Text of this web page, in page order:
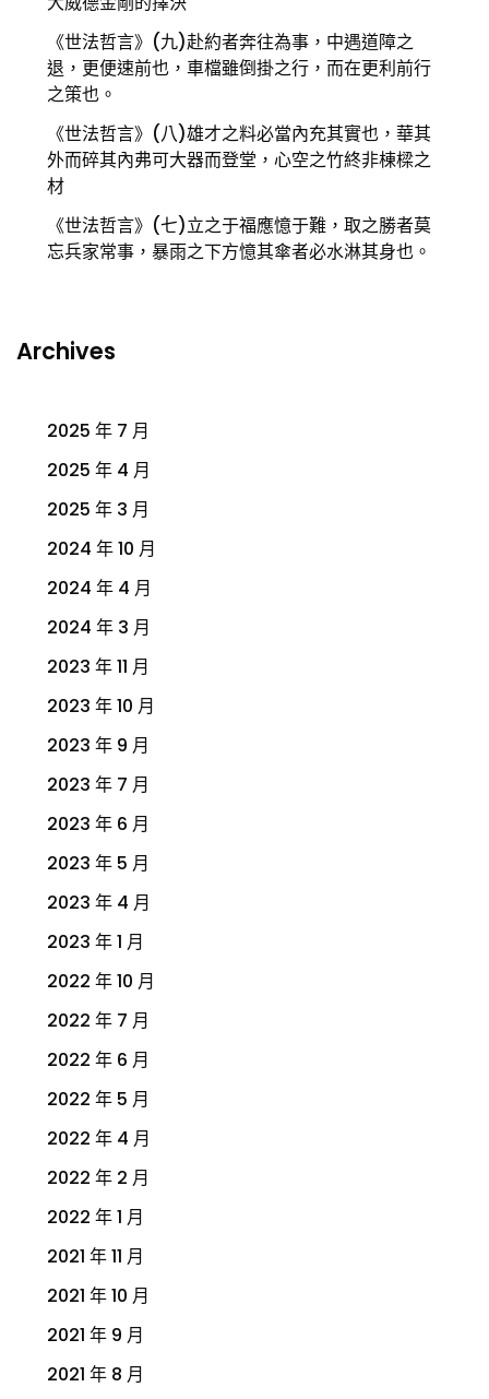
《世法哲言》(九)赴約者奔往為事，中遇道障之
退，更便速前也，車檔雖倒掛之行，而在更利前行
之策也。
《世法哲言》(八)雄才之料必當內充其實也，華其
外而碎其內弗可大器而登堂，心空之竹終非棟樑之
材
《世法哲言》(七)立之于福應憶于難，取之勝者莫
忘兵家常事，暴雨之下方憶其傘者必水淋其身也。
Archives
2025 年 7 月
2025 年 4 月
2025 年 3 月
2024 年 10 月
2024 年 4 月
2024 年 3 月
2023 年 11 月
2023 年 10 月
2023 年 9 月
2023 年 7 月
2023 年 6 月
2023 年 5 月
2023 年 4 月
2023 年 1 月
2022 年 10 月
2022 年 7 月
2022 年 6 月
2022 年 5 月
2022 年 4 月
2022 年 2 月
2022 年 1 月
2021 年 11 月
2021 年 10 月
2021 年 9 月
2021 年 8 月